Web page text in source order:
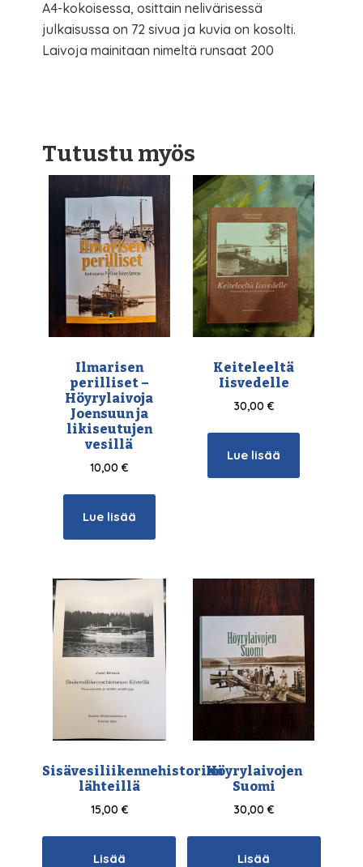
A4-kokoisessa, osittain nelivärisessä
julkaisussa on 72 sivua ja kuvia on kosolti.
Laivoja mainitaan nimeltä runsaat 200
Tutustu myös
Ilmarisen
perilliset –
Höyrylaivoja
Joensuun ja
likiseutujen
vesillä
10,00€
Lue lisää
Keiteleeltä
Iisvedelle
30,00€
Lue lisää
Sisävesiliikennehistorian
lähteillä
15,00 €
Lisää
Höyrylaivojen
Suomi
30,00€
Lisää